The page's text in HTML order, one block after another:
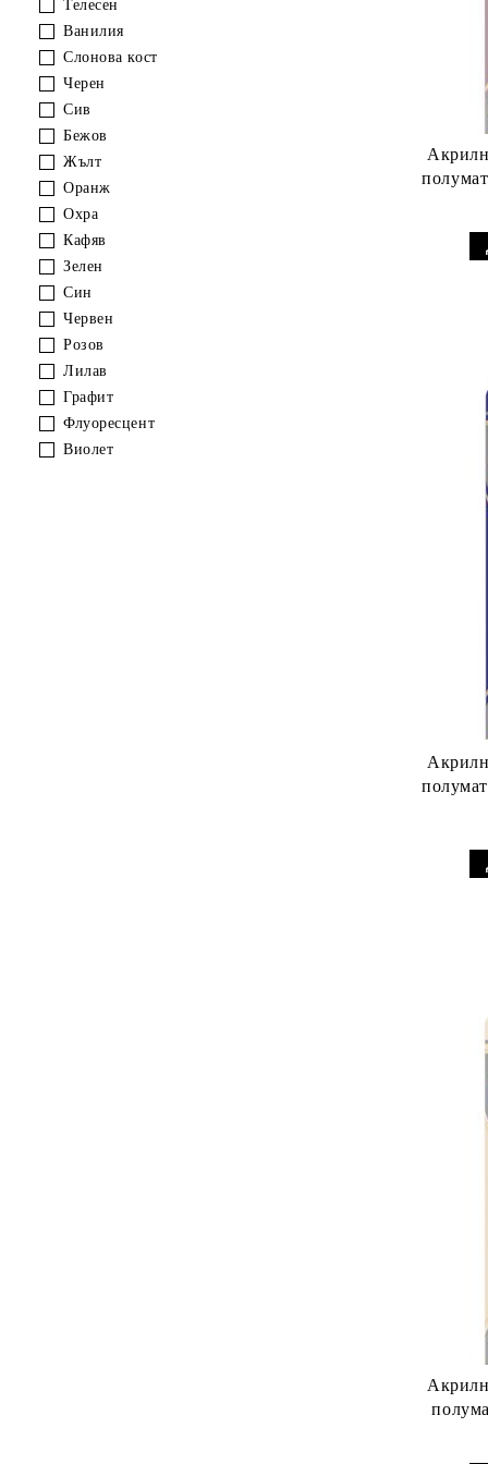
Телесен
Ванилия
Слонова кост
Черен
Сив
Бежов
Жълт
Оранж
Охра
Кафяв
Зелен
Син
Червен
Розов
Лилав
Графит
Флуоресцент
Виолет